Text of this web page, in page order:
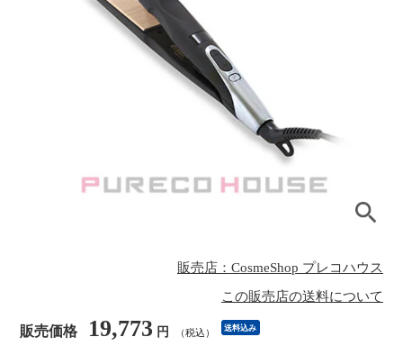
販売店：CosmeShop プレコハウス
この販売店の送料について
販売価格 19,773 円 （税込） 送料込み